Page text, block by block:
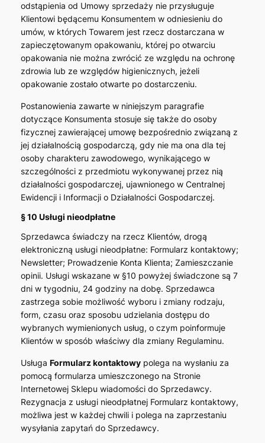
odstąpienia od Umowy sprzedaży nie przysługuje
Klientowi będącemu Konsumentem w odniesieniu do
umów, w których Towarem jest rzecz dostarczana w
zapieczętowanym opakowaniu, której po otwarciu
opakowania nie można zwrócić ze względu na ochronę
zdrowia lub ze względów higienicznych, jeżeli
opakowanie zostało otwarte po dostarczeniu.
Postanowienia zawarte w niniejszym paragrafie
dotyczące Konsumenta stosuje się także do osoby
fizycznej zawierającej umowę bezpośrednio związaną z
jej działalnością gospodarczą, gdy nie ma ona dla tej
osoby charakteru zawodowego, wynikającego w
szczególności z przedmiotu wykonywanej przez nią
działalności gospodarczej, ujawnionego w Centralnej
Ewidencji i Informacji o Działalności Gospodarczej.
§ 10 Usługi nieodpłatne
Sprzedawca świadczy na rzecz Klientów, drogą
elektroniczną usługi nieodpłatne: Formularz kontaktowy;
Newsletter; Prowadzenie Konta Klienta; Zamieszczanie
opinii. Usługi wskazane w §10 powyżej świadczone są 7
dni w tygodniu, 24 godziny na dobę. Sprzedawca
zastrzega sobie możliwość wyboru i zmiany rodzaju,
form, czasu oraz sposobu udzielania dostępu do
wybranych wymienionych usług, o czym poinformuje
Klientów w sposób właściwy dla zmiany Regulaminu.
Usługa Formularz kontaktowypolega na wysłaniu za
pomocą formularza umieszczonego na Stronie
Internetowej Sklepu wiadomości do Sprzedawcy.
Rezygnacja z usługi nieodpłatnej Formularz kontaktowy,
możliwa jest w każdej chwili i polega na zaprzestaniu
wysyłania zapytań do Sprzedawcy.